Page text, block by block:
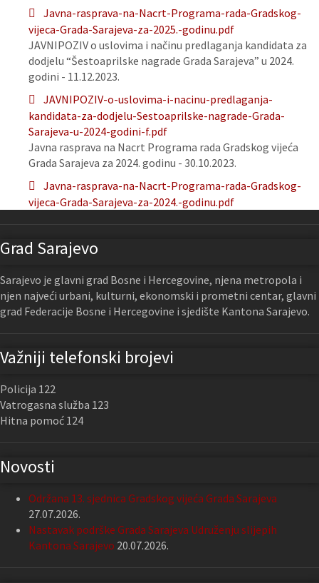
Javna-rasprava-na-Nacrt-Programa-rada-Gradskog-
vijeca-Grada-Sarajeva-za-2025.-godinu.pdf
JAVNIPOZIV o uslovima i načinu predlaganja kandidata za
dodjelu “Šestoaprilske nagrade Grada Sarajeva” u 2024.
godini - 11.12.2023.
JAVNIPOZIV-o-uslovima-i-nacinu-predlaganja-
kandidata-za-dodjelu-Sestoaprilske-nagrade-Grada-
Sarajeva-u-2024-godini-f.pdf
Javna rasprava na Nacrt Programa rada Gradskog vijeća
Grada Sarajeva za 2024. godinu - 30.10.2023.
Javna-rasprava-na-Nacrt-Programa-rada-Gradskog-
vijeca-Grada-Sarajeva-za-2024.-godinu.pdf
Grad Sarajevo
Sarajevo je glavni grad Bosne i Hercegovine, njena metropola i
njen najveći urbani, kulturni, ekonomski i prometni centar, glavni
grad Federacije Bosne i Hercegovine i sjedište Kantona Sarajevo.
Važniji telefonski brojevi
Policija 122
Vatrogasna služba 123
Hitna pomoć 124
Novosti
Održana 13. sjednica Gradskog vijeća Grada Sarajeva
27.07.2026.
Nastavak podrške Grada Sarajeva Udruženju slijepih
Kantona Sarajevo 20.07.2026.